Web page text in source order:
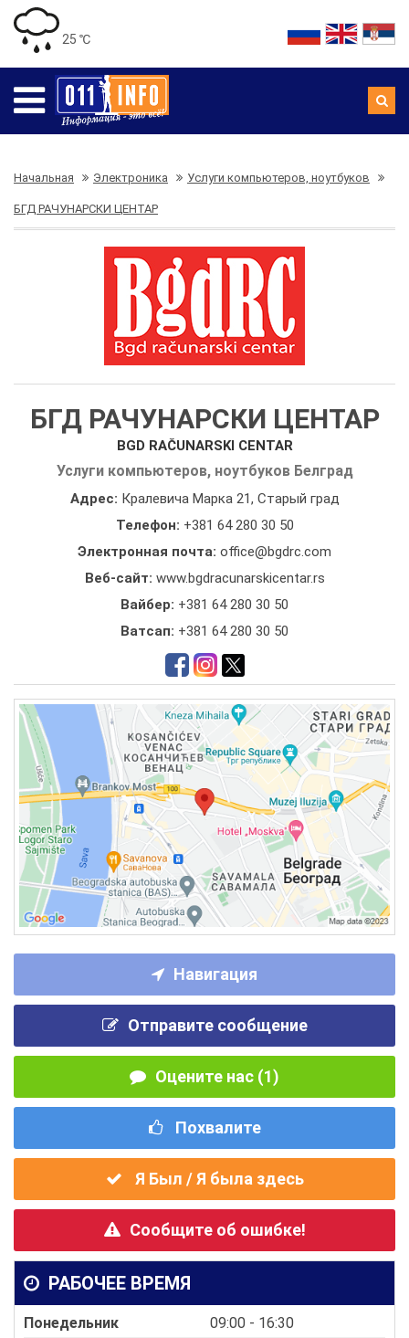
25 ℃
Начальная Электроника Услуги компьютеров, ноутбуков
БГД РАЧУНАРСКИ ЦЕНТАР
БГД РАЧУНАРСКИ ЦЕНТАР
BGD RAČUNARSKI CENTAR
Услуги компьютеров, ноутбуков Белград
Адрес: Кралевича Марка 21, Старый град
Телефон: +381 64 280 30 50
Электронная почта: office@bgdrc.com
Веб-сайт: www.bgdracunarskicentar.rs
Вайбер: +381 64 280 30 50
Ватсап: +381 64 280 30 50
Навигация
Отправите сообщение
Оцените нас (1)
Похвалите
Я Был / Я была здесь
Сообщите об ошибке!
РАБОЧЕЕ ВРЕМЯ
Понедельник
09:00 - 16:30